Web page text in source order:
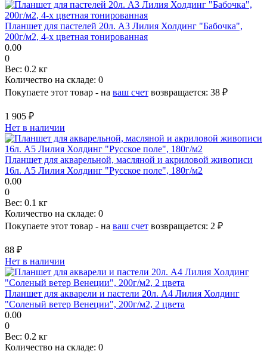
Планшет для пастелей 20л. А3 Лилия Холдинг "Бабочка",
200г/м2, 4-х цветная тонированная
0.00
0
Вес: 0.2 кг
Количество на складе: 0
Покупаете этот товар - на ваш счет возвращается: 38 ₽
1 905 ₽
Нет в наличии
Планшет для акварельной, масляной и акриловой живописи
16л. А5 Лилия Холдинг "Русское поле", 180г/м2
0.00
0
Вес: 0.1 кг
Количество на складе: 0
Покупаете этот товар - на ваш счет возвращается: 2 ₽
88 ₽
Нет в наличии
Планшет для акварели и пастели 20л. А4 Лилия Холдинг
"Соленый ветер Венеции", 200г/м2, 2 цвета
0.00
0
Вес: 0.2 кг
Количество на складе: 0